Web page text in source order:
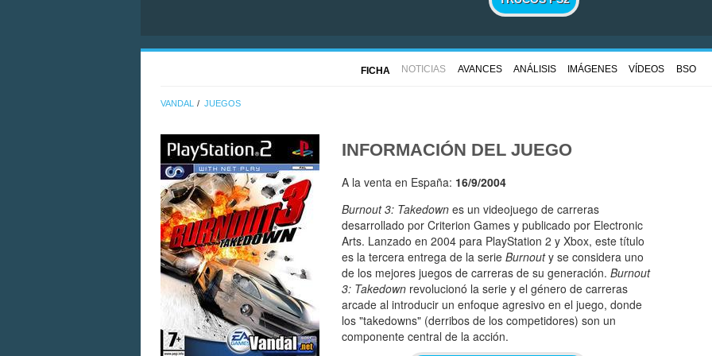
FICHA NOTICIAS AVANCES ANÁLISIS IMÁGENES VÍDEOS BSO
VANDAL JUEGOS
INFORMACIÓN DEL JUEGO
A la venta en España: 16/9/2004
Burnout 3: Takedown es un videojuego de carreras
desarrollado por Criterion Games y publicado por Electronic
Arts. Lanzado en 2004 para PlayStation 2 y Xbox, este título
es la tercera entrega de la serie Burnouty se considera uno
de los mejores juegos de carreras de su generación. Burnout
3: Takedown revolucionó la serie y el género de carreras
arcade al introducir un enfoque agresivo en el juego, donde
los "takedowns" (derribos de los competidores) son un
componente central de la acción.